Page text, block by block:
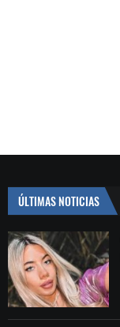
ÚLTIMAS NOTICIAS